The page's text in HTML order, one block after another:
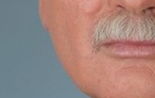
Секція фізико-
наук
Секція хімічних і
Секція суспільних і
Установи при Президії